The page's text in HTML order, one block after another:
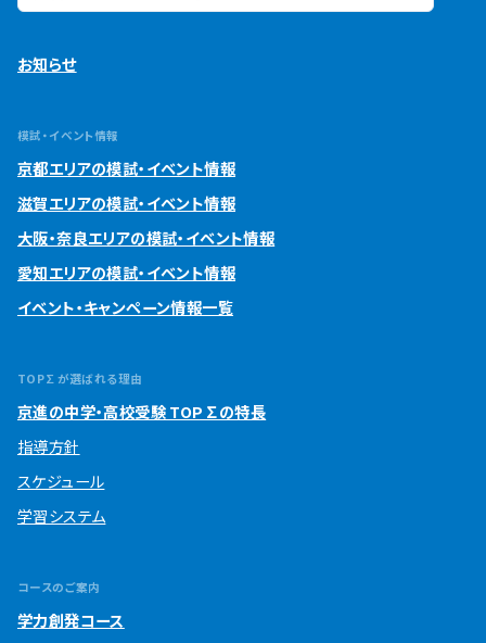
お知らせ
模試・イベント情報
京都エリアの模試・イベント情報
滋賀エリアの模試・イベント情報
大阪・奈良エリアの模試・イベント情報
愛知エリアの模試・イベント情報
イベント・キャンペーン情報一覧
TOP∑が選ばれる理由
京進の中学・高校受験 TOP∑の特長
指導方針
スケジュール
学習システム
コースのご案内
学力創発コース